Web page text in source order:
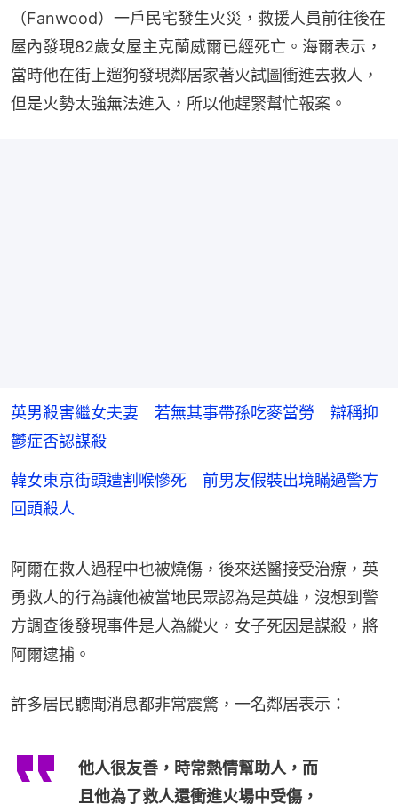
（Fanwood）一戶民宅發生火災，救援人員前往後在
屋內發現82歲女屋主克蘭威爾已經死亡。海爾表示，
當時他在街上遛狗發現鄰居家著火試圖衝進去救人，
但是火勢太強無法進入，所以他趕緊幫忙報案。
英男殺害繼女夫妻 若無其事帶孫吃麥當勞 辯稱抑
鬱症否認謀殺
韓女東京街頭遭割喉慘死 前男友假裝出境瞞過警方
回頭殺人
阿爾在救人過程中也被燒傷，後來送醫接受治療，英
勇救人的行為讓他被當地民眾認為是英雄，沒想到警
方調查後發現事件是人為縱火，女子死因是謀殺，將
阿爾逮捕。
許多居民聽聞消息都非常震驚，一名鄰居表示：
他人很友善，時常熱情幫助人，而
且他為了救人還衝進火場中受傷，